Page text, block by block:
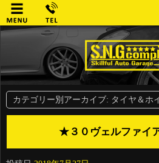
カテゴリー別アーカイブ: タイヤ＆ホ
★３０ヴェルファ